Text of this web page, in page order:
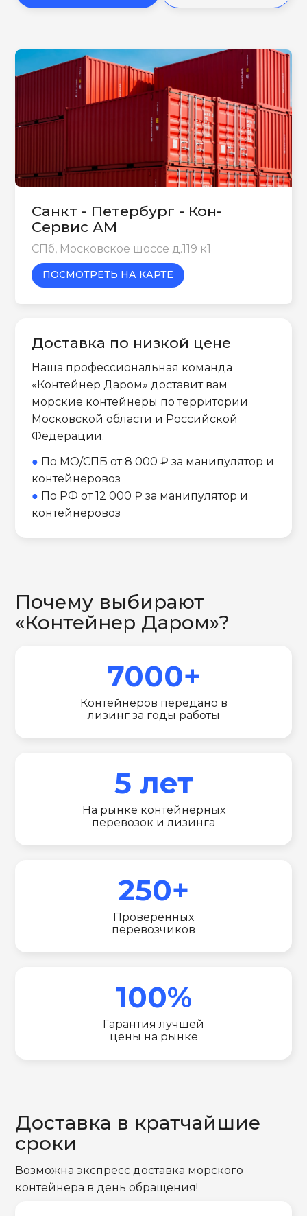
Санкт - Петербург - Кон-
Сервис АМ
СПб, Московское шоссе д.119 к1
ПОСМОТРЕТЬ НА КАРТЕ
Доставка по низкой цене
Наша профессиональная команда
«Контейнер Даром» доставит вам
морские контейнеры по территории
Московской области и Российской
Федерации.
● По МО/СПБ от 8 000 ₽ за манипулятор и
контейнеровоз
● По РФ от 12 000 ₽ за манипулятор и
контейнеровоз
Почему выбирают
«Контейнер Даром»?
7000+
Контейнеров передано в
лизинг за годы работы
5 лет
На рынке контейнерных
перевозок и лизинга
250+
Проверенных
перевозчиков
100%
Гарантия лучшей
цены на рынке
Доставка в кратчайшие
сроки
Возможна экспресс доставка морского
контейнера в день обращения!